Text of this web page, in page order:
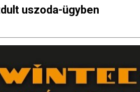
uszoda-ügyben